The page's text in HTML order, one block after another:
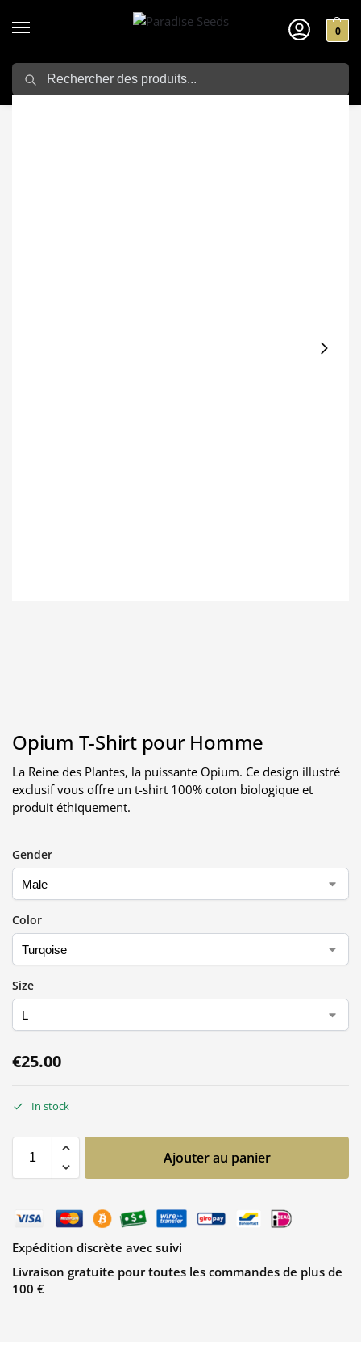
0
Home / Stuff&Co Sapes / Opium T-Shirt pour Homme
Opium T-Shirt pour Homme
La Reine des Plantes, la puissante Opium. Ce design illustré
exclusif vous offre un t-shirt 100% coton biologique et
produit éthiquement.
Gender
Color
Size
€25.00
In stock
Ajouter au panier
Expédition discrète avec suivi
Livraison gratuite pour toutes les commandes de plus de
100 €